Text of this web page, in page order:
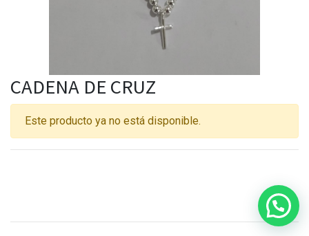
CADENA DE CRUZ
Este producto ya no está disponible.